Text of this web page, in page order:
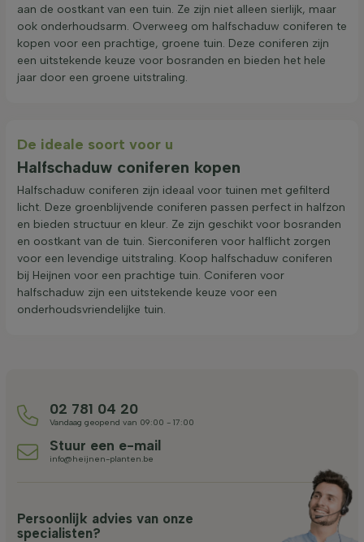
aan de oostkant van een tuin. Ze zijn niet alleen sierlijk, maar
ook onderhoudsarm. Overweeg om halfschaduw coniferen te
kopen voor een prachtige, groene tuin. Deze coniferen zijn
een uitstekende keuze voor bosranden en bieden het hele
jaar door een groene uitstraling.
De ideale soort voor u
Halfschaduw coniferen kopen
Halfschaduw coniferen zijn ideaal voor tuinen met gefilterd
licht. Deze groenblijvende coniferen passen perfect in halfzon
en bieden structuur en kleur. Ze zijn geschikt voor bosranden
en oostkant van de tuin. Sierconiferen voor halflicht zorgen
voor een levendige uitstraling. Koop halfschaduw coniferen
bij Heijnen voor een prachtige tuin. Coniferen voor
halfschaduw zijn een uitstekende keuze voor een
onderhoudsvriendelijke tuin.
02 781 04 20
Vandaag geopend van 09:00 - 17:00
Stuur een e-mail
info@heijnen-planten.be
Persoonlijk advies van onze
specialisten?